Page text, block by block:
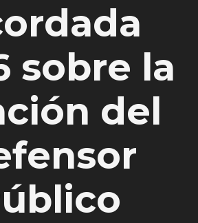
sobre la
del